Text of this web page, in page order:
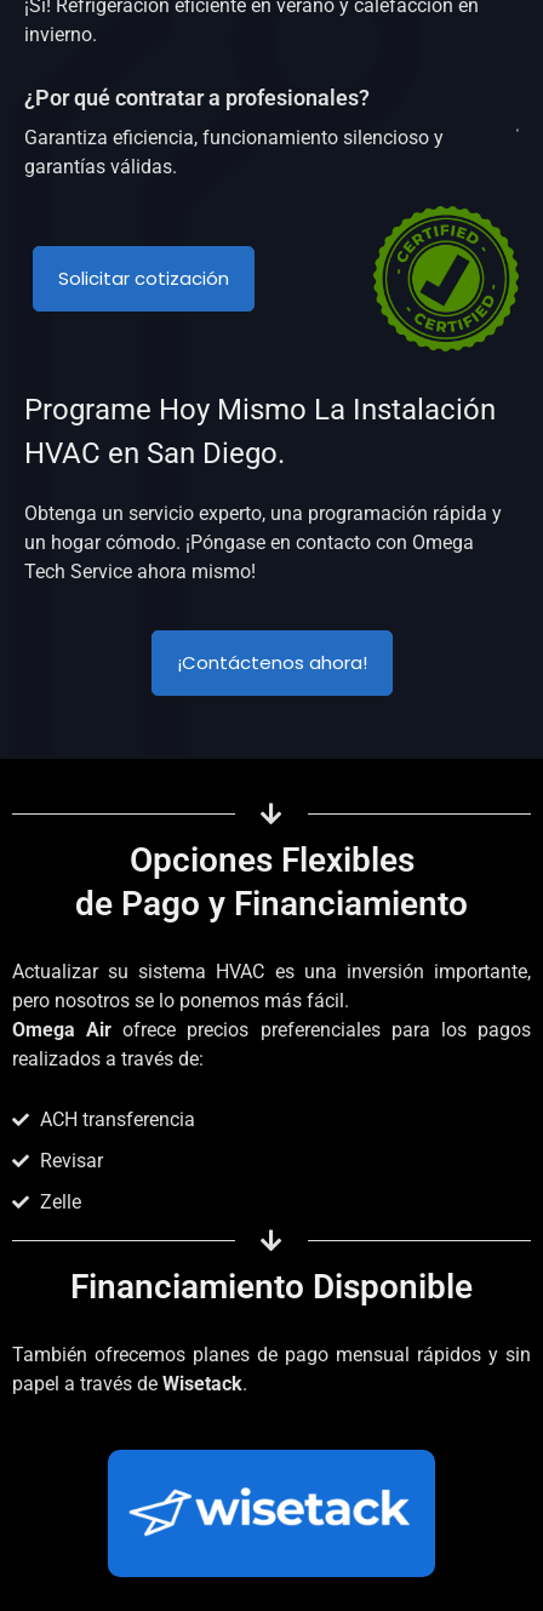
¡Sí! Refrigeración eficiente en verano y calefacción en
invierno.
¿Por qué contratar a profesionales?
Garantiza eficiencia, funcionamiento silencioso y
garantías válidas.
Solicitar cotización
Programe Hoy Mismo La Instalación
HVAC en San Diego.
Obtenga un servicio experto, una programación rápida y
un hogar cómodo. ¡Póngase en contacto con Omega
Tech Service ahora mismo!
¡Contáctenos ahora!
Opciones Flexibles
de Pago y Financiamiento
Actualizar su sistema HVAC es una inversión importante,
pero nosotros se lo ponemos más fácil.
Omega Air ofrece precios preferenciales para los pagos
realizados a través de:
ACH transferencia
Revisar
Zelle
Financiamiento Disponible
También ofrecemos planes de pago mensual rápidos y sin
papel a través de Wisetack.